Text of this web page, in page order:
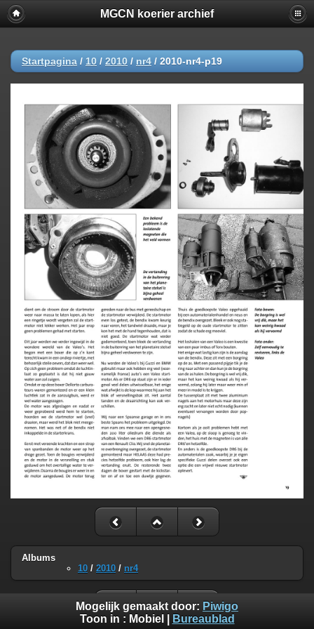
MGCN koerier archief
Startpagina / 10 / 2010 / nr4 / 2010-nr4-p19
Albums
10 / 2010 / nr4
Mogelijk gemaakt door: Piwigo
Toon in : Mobiel Bureaublad